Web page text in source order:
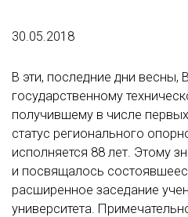
30.05.2018
В эти, последние дни весны,
государственному
получившему в числе
статус регионального
исполняется 88 лет. Этому
и посвящалось
расширенное заседание
университета.